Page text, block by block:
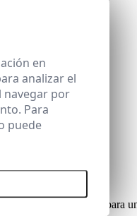
y comunicación para
en
analizar el
navegar por
Para
puede